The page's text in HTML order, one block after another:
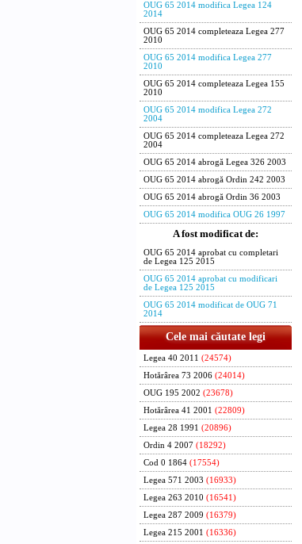
OUG 65 2014 modifica Legea 124
2014
OUG 65 2014 completeaza Legea 277
2010
OUG 65 2014 modifica Legea 277
2010
OUG 65 2014 completeaza Legea 155
2010
OUG 65 2014 modifica Legea 272
2004
OUG 65 2014 completeaza Legea 272
2004
OUG 65 2014 abrogă Legea 326 2003
OUG 65 2014 abrogă Ordin 242 2003
OUG 65 2014 abrogă Ordin 36 2003
OUG 65 2014 modifica OUG 26 1997
A fost modificat de:
OUG 65 2014 aprobat cu completari
de Legea 125 2015
OUG 65 2014 aprobat cu modificari
de Legea 125 2015
OUG 65 2014 modificat de OUG 71
2014
Cele mai căutate legi
Legea 40 2011 (24574)
Hotărârea 73 2006 (24014)
OUG 195 2002 (23678)
Hotărârea 41 2001 (22809)
Legea 28 1991 (20896)
Ordin 4 2007 (18292)
Cod 0 1864 (17554)
Legea 571 2003 (16933)
Legea 263 2010 (16541)
Legea 287 2009 (16379)
Legea 215 2001 (16336)